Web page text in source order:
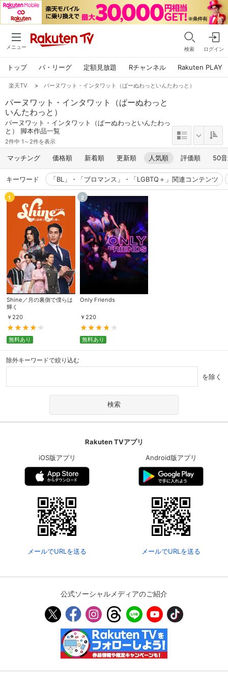
メニュー 検索 ログイン
トップ パ・リーグ 定額見放題 Rチャンネル Rakuten PLAY
楽天TV > パーヌワット・インタワット（ぱーぬわっといんたわっと）
パーヌワット・インタワット（ぱーぬわっと
いんたわっと）
パーヌワット・インタワット（ぱーぬわっといんたわっ
と） 脚本作品一覧
2件中 1～2件を表示
マッチング 価格順 新着順 更新順 人気順 評価順 50
キーワード 「BL」・「ブロマンス」・「LGBTQ＋」関連コンテンツ
1
Shine／月の裏側で僕らは
輝く
￥ 220
無料あり
2
Only Friends
￥ 220
無料あり
除外キーワードで絞り込む
を除く
Rakuten TVアプリ
iOS版アプリ
メールでURLを送る
Android版アプリ
メールでURLを送る
公式ソーシャルメディアのご紹介